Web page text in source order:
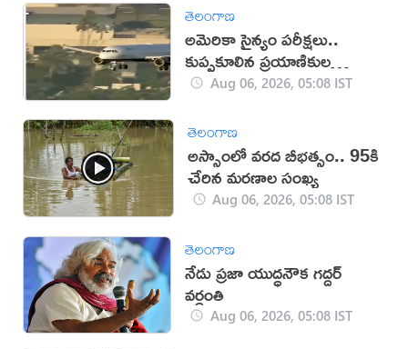
తెలంగాణ
అమెరికా సైన్యం పరీక్షలు..
కుప్పకూలిన ప్రయాణికుల
విమానం
Aug 06, 2026, 05:08 IST
తెలంగాణ
అస్సాంలో వ‌ర‌ద బీభ‌త్సం.. 95కి
చేరిన మ‌ర‌ణాల సంఖ్య‌
Aug 06, 2026, 05:08 IST
తెలంగాణ
నేడు ప్రజా యుద్ధనౌక గద్దర్
వర్ధంతి
Aug 06, 2026, 05:08 IST